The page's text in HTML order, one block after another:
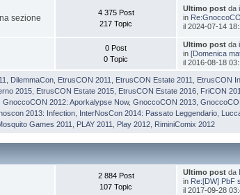
sezione
4 375 Post
217 Topic
Ultimo postda
in
il 2024-07-14
0 Post
0 Topic
Ultimo postda
in [Domenica
il 2016-08-18
DilemmaCon EtrusCON 2011 EtrusCON Estate 2011 EtrusCON
2015 EtrusCON Estate 2015 EtrusCON Estate 2016 FriCON
,GnoccoCON 2012: Aporkalypse Now,GnoccoCON 2013 ,
2013: Infection InterNosCon 2014: Passato Leggendario
Games 2011 PLAY 2011 Play 2012 RiminiComix 2012
2 884 Post
107 Topic
Ultimo postda
in Re:[DW] PbF
il 2017-09-28